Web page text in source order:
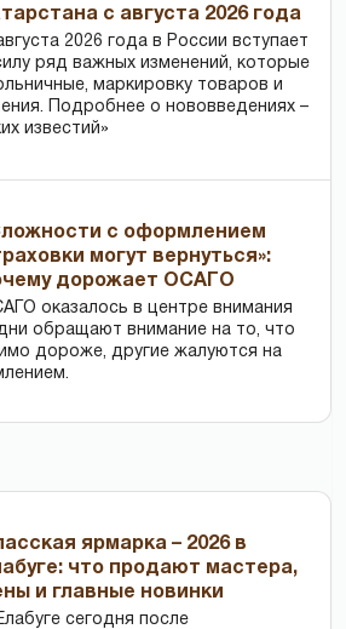
с августа 2026 года
2026 года в России вступает
ряд важных изменений, которые
маркировку товаров и
Подробнее о нововведениях –
известий»
с оформлением
могут вернуться»:
дорожает ОСАГО
оказалось в центре внимания
обращают внимание на то, что
дороже, другие жалуются на
ярмарка – 2026 в
что продают мастера,
и главные новинки
сегодня после